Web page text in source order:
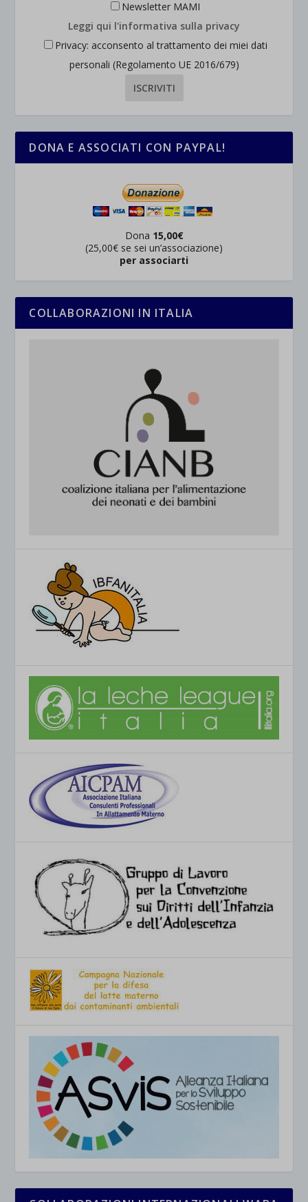
Newsletter MAMI
Leggi qui l'informativa sulla privacy
Privacy: acconsento al trattamento dei miei dati
personali (Regolamento UE 2016/679)
DONA E ASSOCIATI CON PAYPAL!
Dona 15,00€
(25,00€ se sei un’associazione)
per associarti
COLLABORAZIONI IN ITALIA